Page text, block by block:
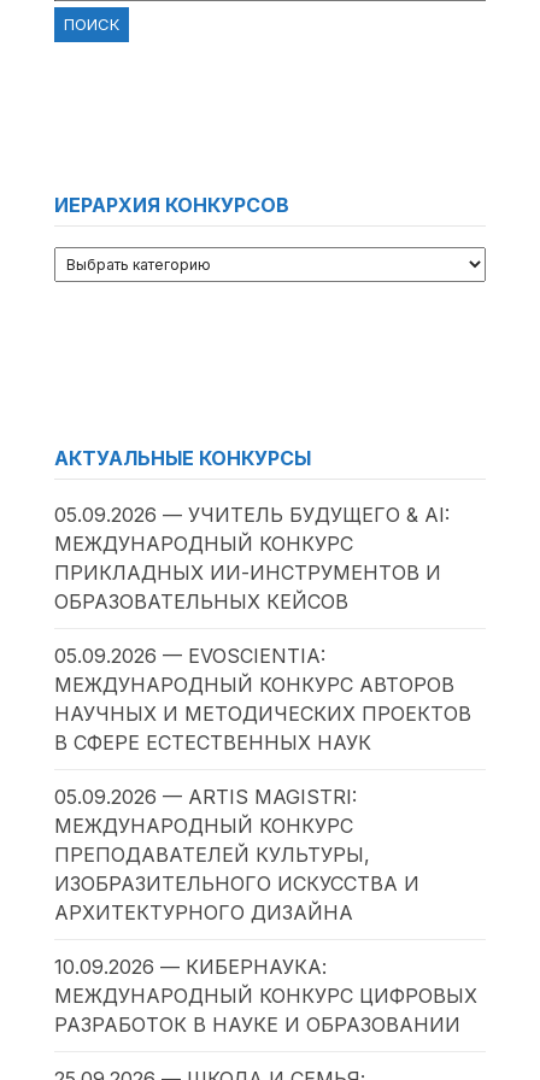
ИЕРАРХИЯ КОНКУРСОВ
АКТУАЛЬНЫЕ КОНКУРСЫ
05.09.2026 — УЧИТЕЛЬ БУДУЩЕГО & AI:
МЕЖДУНАРОДНЫЙ КОНКУРС
ПРИКЛАДНЫХ ИИ-ИНСТРУМЕНТОВ И
ОБРАЗОВАТЕЛЬНЫХ КЕЙСОВ
05.09.2026 — EVOSCIENTIA:
МЕЖДУНАРОДНЫЙ КОНКУРС АВТОРОВ
НАУЧНЫХ И МЕТОДИЧЕСКИХ ПРОЕКТОВ
В СФЕРЕ ЕСТЕСТВЕННЫХ НАУК
05.09.2026 — ARTIS MAGISTRI:
МЕЖДУНАРОДНЫЙ КОНКУРС
ПРЕПОДАВАТЕЛЕЙ КУЛЬТУРЫ,
ИЗОБРАЗИТЕЛЬНОГО ИСКУССТВА И
АРХИТЕКТУРНОГО ДИЗАЙНА
10.09.2026 — КИБЕРНАУКА:
МЕЖДУНАРОДНЫЙ КОНКУРС ЦИФРОВЫХ
РАЗРАБОТОК В НАУКЕ И ОБРАЗОВАНИИ